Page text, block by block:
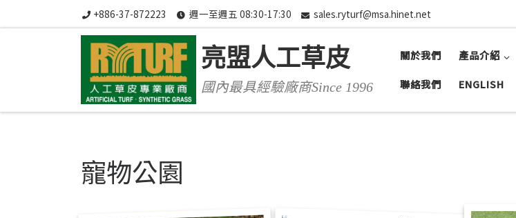
Skip to content+886-37-872223 週一至週五 08:30-17:30 sales.ryturf@msa.hinet.net
亮盟人工草皮
國內最具經驗廠商Since 1996
關於我們 產品介紹
聯絡我們
ENGLISH
寵物公園